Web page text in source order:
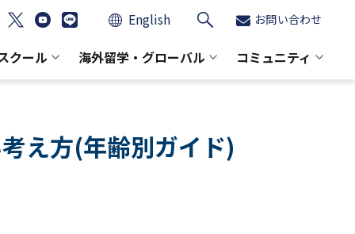
English お問い合わせ
クール 海外留学・グローバル コミュニティ
え方(年齢別ガイド)